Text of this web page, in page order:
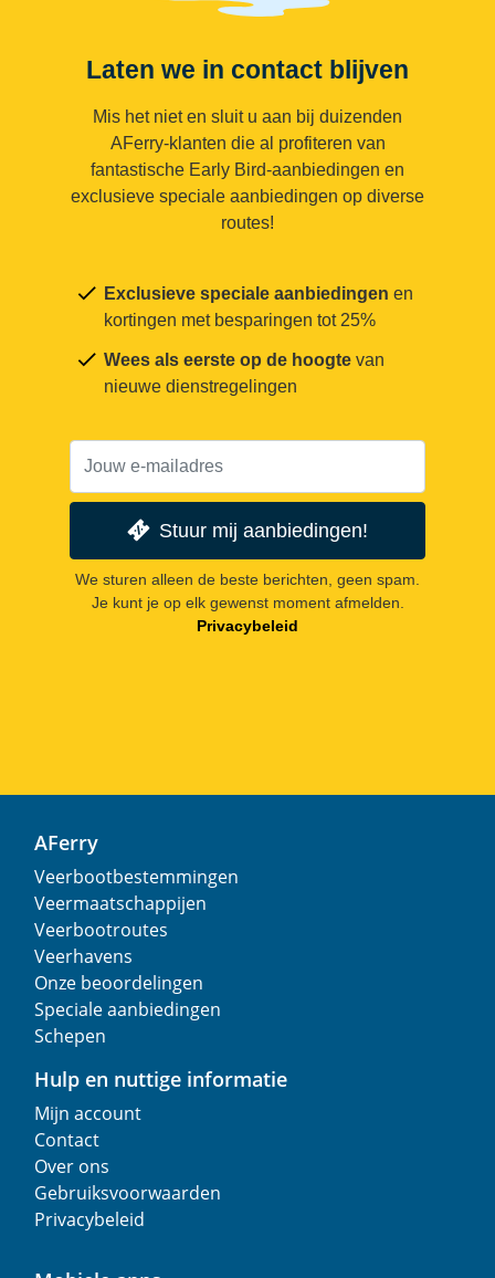
Laten we in contact blijven
Mis het niet en sluit u aan bij duizenden
AFerry-klanten die al profiteren van
fantastische Early Bird-aanbiedingen en
exclusieve speciale aanbiedingen op diverse
routes!
Exclusieve speciale aanbiedingen en
kortingen met besparingen tot 25%
Wees als eerste op de hoogte van
nieuwe dienstregelingen
Stuur mij aanbiedingen!
We sturen alleen de beste berichten, geen spam.
Je kunt je op elk gewenst moment afmelden.
Privacybeleid
AFerry
Veerbootbestemmingen
Veermaatschappijen
Veerbootroutes
Veerhavens
Onze beoordelingen
Speciale aanbiedingen
Schepen
Hulp en nuttige informatie
Mijn account
Contact
Over ons
Gebruiksvoorwaarden
Privacybeleid